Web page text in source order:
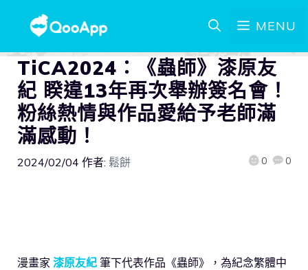
MENU
TiCA2024：《蟲師》漆原友
紀 睽違13年再次舉辦簽名會！
粉絲熱情與作品愛給予老師滿
滿感動！
2024/02/04 作者: 鬆餅 0 0
漫畫家 漆原友紀 筆下代表作品《蟲師》，為紀念繁體中